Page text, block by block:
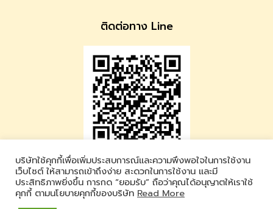
บริษัทใช้คุกกี้เพื่อเพิ่มประสบการณ์และความพึงพอใจในการใช้งาน
เว็บไซต์ ให้สามารถเข้าถึงง่าย สะดวกในการใช้งาน และมี
ประสิทธิภาพยิ่งขึ้น การกด “ยอมรับ” ถือว่าคุณได้อนุญาตให้เราใช้
คุกกี้ ตามนโยบายคุกกี้ของบริษัท Read More
ติดต่อทาง Line
Vinito Travel
LINE ID : @vinitotravel